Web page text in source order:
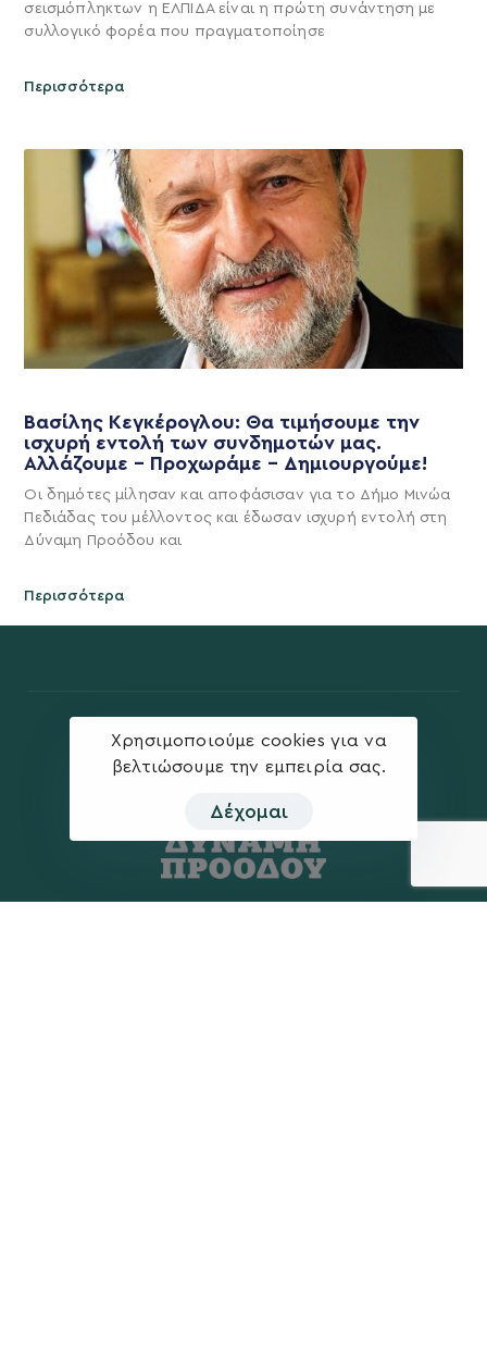
σεισμόπληκτων η ΕΛΠΙΔΑ είναι η πρώτη συνάντηση με
συλλογικό φορέα που πραγματοποίησε
Περισσότερα
Βασίλης Κεγκέρογλου: Θα τιμήσουμε την
ισχυρή εντολή των συνδημοτών μας.
Αλλάζουμε – Προχωράμε – Δημιουργούμε!
Οι δημότες μίλησαν και αποφάσισαν για το Δήμο Μινώα
Πεδιάδας του μέλλοντος και έδωσαν ισχυρή εντολή στη
Δύναμη Προόδου και
Περισσότερα
Χρησιμοποιούμε cookies για να
βελτιώσουμε την εμπειρία σας.
Δέχομαι